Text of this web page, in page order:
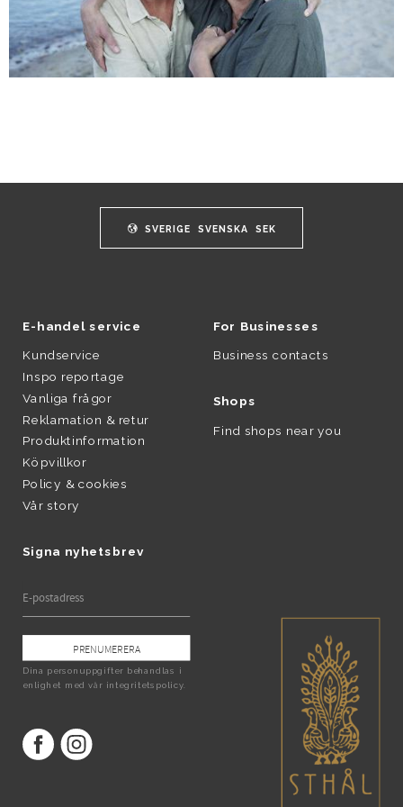
SVERIGE SVENSKA SEK
E-handel service
Kundservice
Inspo reportage
Vanliga frågor
Reklamation & retur
Produktinformation
Köpvillkor
Policy & cookies
Vår story
Signa nyhetsbrev
PRENUMERERA
Dina personuppgifter behandlas i
enlighet med vår integritetspolicy.
For Businesses
Business contacts
Shops
Find shops near you